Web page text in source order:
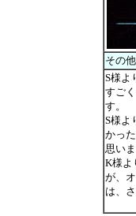
その
S様よ
すご
す。
S様よ
かっ
思い
K様よ
が、
は、